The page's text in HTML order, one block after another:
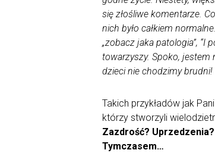
się złośliwe komentarze.
nich było całkiem
„zobacz jaka patologia”,
towarzyszy. Spoko, jestem
dzieci nie chodzimy
Takich przykładów jak
którzy stworzyli
Zazdrość?
Tymczasem…